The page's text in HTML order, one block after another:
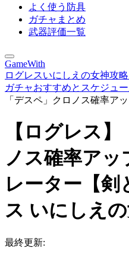
よく使う防具
ガチャまとめ
武器評価一覧
GameWith
ログレスいにしえの女神攻
ガチャおすすめとスケジュ
「デスペ」クロノス確率ア
【ログレス
ノス確率アッ
レーター【剣
ス いにしえの
最終更新: